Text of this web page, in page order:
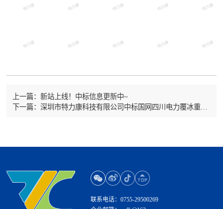
上一篇：新站上线！中标信息更新中~
联系电话： 0755-29500269